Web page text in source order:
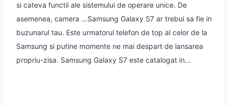
si cateva functii ale sistemului de operare unice. De
asemenea, camera …Samsung Galaxy S7 ar trebui sa fie in
buzunarul tau. Este urmatorul telefon de top al celor de la
Samsung si putine momente ne mai despart de lansarea
propriu-zisa. Samsung Galaxy S7 este catalogat in…